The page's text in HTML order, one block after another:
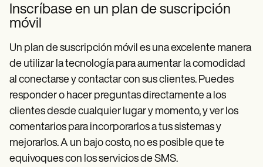
Inscríbase en un plan de suscripción
móvil
Un plan de suscripción móvil es una excelente manera
de utilizar la tecnología para aumentar la comodidad
al conectarse y contactar con sus clientes. Puedes
responder o hacer preguntas directamente a los
clientes desde cualquier lugar y momento, y ver los
comentarios para incorporarlos a tus sistemas y
mejorarlos. A un bajo costo, no es posible que te
equivoques con los servicios de SMS.